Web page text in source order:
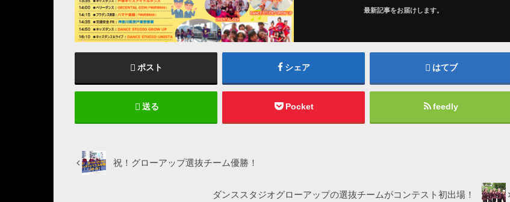
最新記事をお届けします。
ポスト シェア はてブ
送る Pocket feedly
祝！グローアップ選抜チーム優勝！
ダンススタジオグローアップの選抜チームがコンテスト初出場！